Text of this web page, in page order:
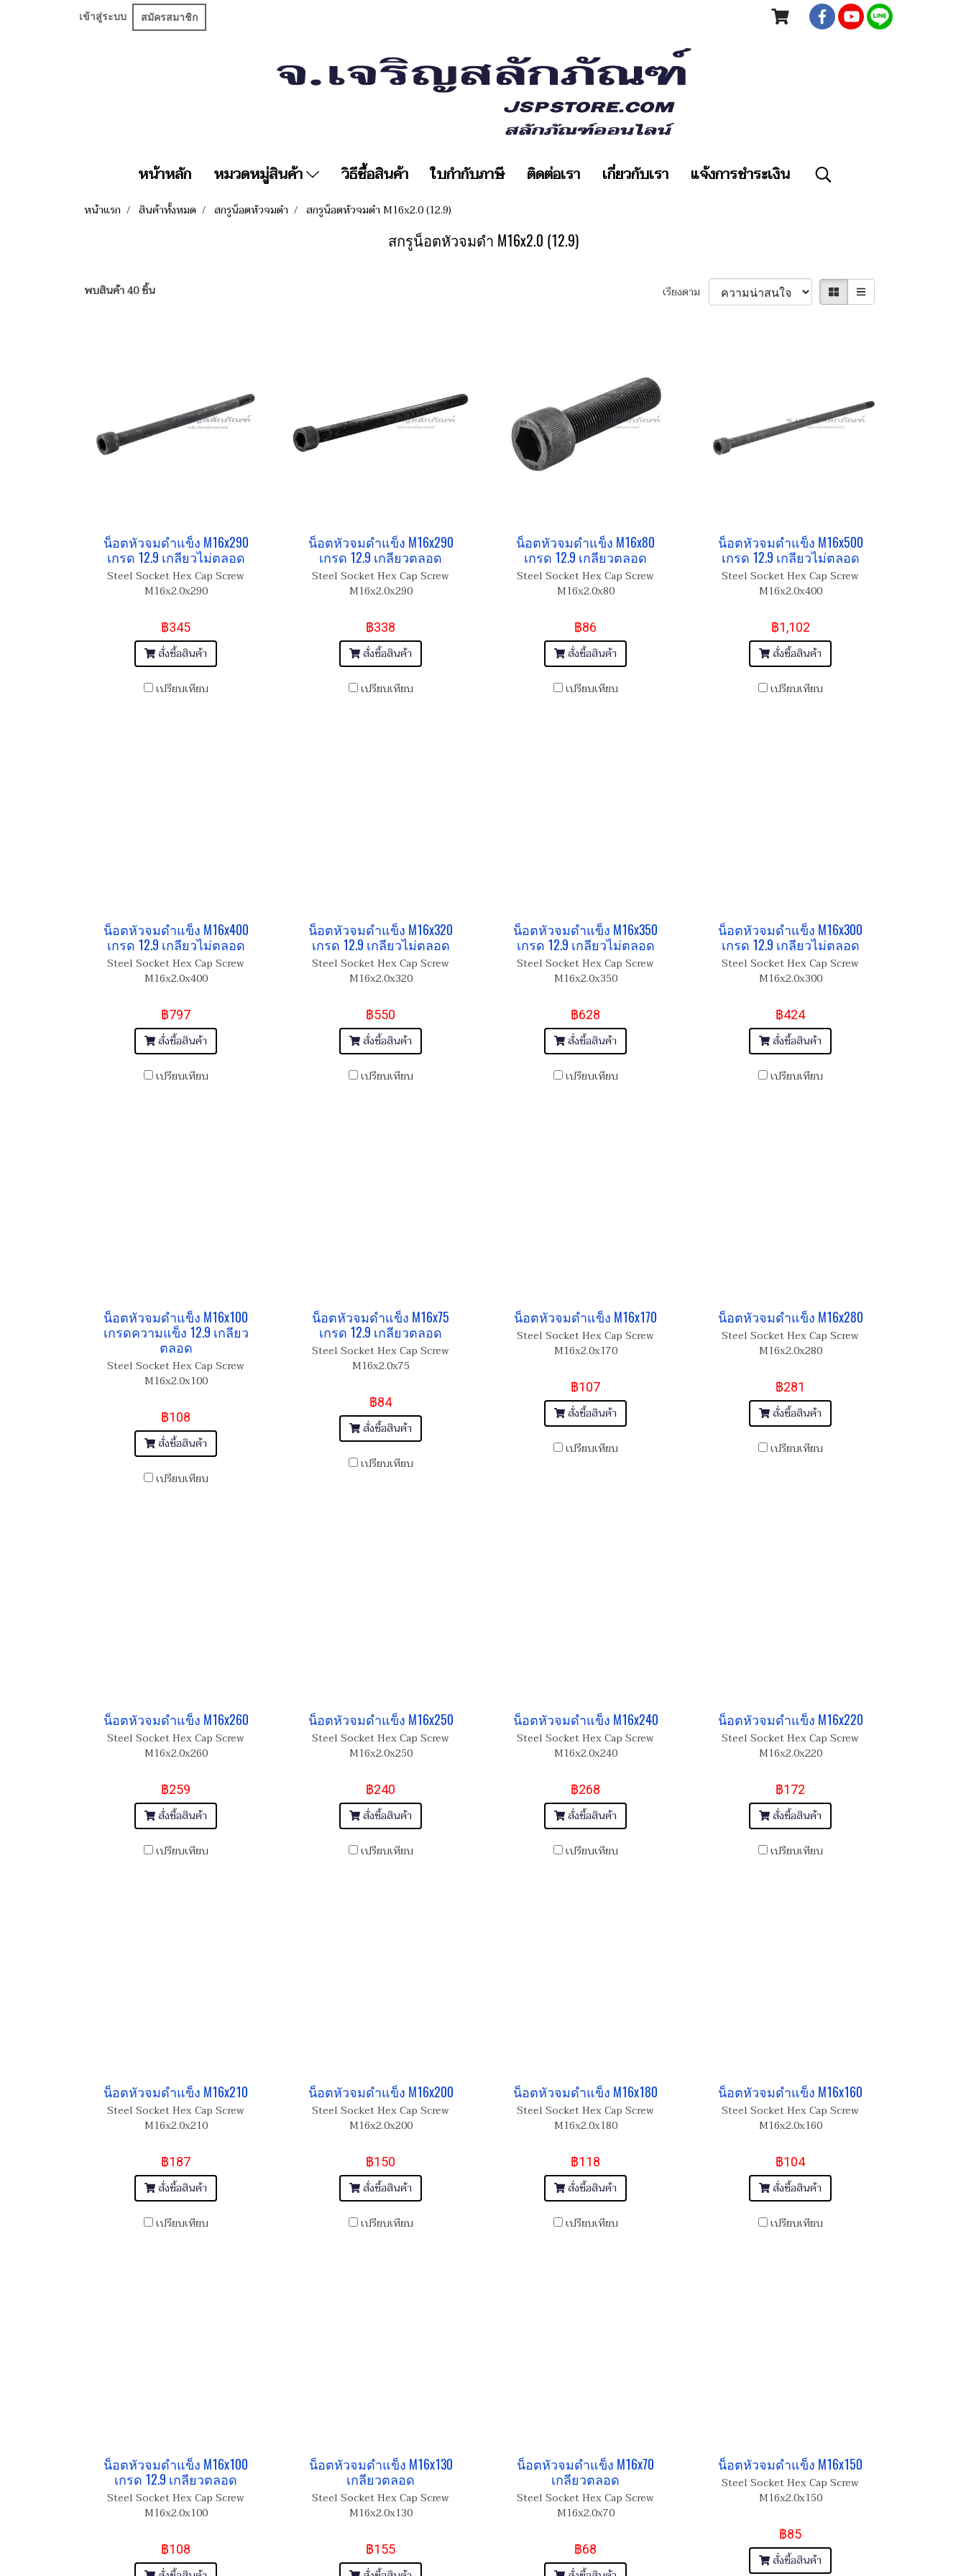
เข้าสู่ระบบ สมัครสมาชิก
หน้าหลัก หมวดหมู่สินค้า วิธีซื้อสินค้า ใบกำกับภาษี ติดต่อเรา เกี่ยวกับเรา แจ้งการชำระเงิน
หน้าแรก สินค้าทั้งหมด สกรูน็อตหัวจมดำ สกรูน็อตหัวจมดำ M16x2.0 (12.9)
สกรูน็อตหัวจมดำ M16x2.0 (12.9)
พบสินค้า 40 ชิ้น เรียงตาม
น็อตหัวจมดำแข็ง M16x290
เกรด 12.9 เกลียวไม่ตลอด
Steel Socket Hex Cap Screw
M16x2.0x290
฿345
สั่งซื้อสินค้า
เปรียบเทียบ
น็อตหัวจมดำแข็ง M16x290
เกรด 12.9 เกลียวตลอด
Steel Socket Hex Cap Screw
M16x2.0x290
฿338
สั่งซื้อสินค้า
เปรียบเทียบ
น็อตหัวจมดำแข็ง M16x80
เกรด 12.9 เกลียวตลอด
Steel Socket Hex Cap Screw
M16x2.0x80
฿86
สั่งซื้อสินค้า
เปรียบเทียบ
น็อตหัวจมดำแข็ง M16x500
เกรด 12.9 เกลียวไม่ตลอด
Steel Socket Hex Cap Screw
M16x2.0x400
฿1,102
สั่งซื้อสินค้า
เปรียบเทียบ
น็อตหัวจมดำแข็ง M16x400
เกรด 12.9 เกลียวไม่ตลอด
Steel Socket Hex Cap Screw
M16x2.0x400
฿797
สั่งซื้อสินค้า
เปรียบเทียบ
น็อตหัวจมดำแข็ง M16x320
เกรด 12.9 เกลียวไม่ตลอด
Steel Socket Hex Cap Screw
M16x2.0x320
฿550
สั่งซื้อสินค้า
เปรียบเทียบ
น็อตหัวจมดำแข็ง M16x350
เกรด 12.9 เกลียวไม่ตลอด
Steel Socket Hex Cap Screw
M16x2.0x350
฿628
สั่งซื้อสินค้า
เปรียบเทียบ
น็อตหัวจมดำแข็ง M16x300
เกรด 12.9 เกลียวไม่ตลอด
Steel Socket Hex Cap Screw
M16x2.0x300
฿424
สั่งซื้อสินค้า
เปรียบเทียบ
น็อตหัวจมดำแข็ง M16x100
เกรดความแข็ง 12.9 เกลียว
ตลอด
Steel Socket Hex Cap Screw
M16x2.0x100
฿108
สั่งซื้อสินค้า
เปรียบเทียบ
น็อตหัวจมดำแข็ง M16x75
เกรด 12.9 เกลียวตลอด
Steel Socket Hex Cap Screw
M16x2.0x75
฿84
สั่งซื้อสินค้า
เปรียบเทียบ
น็อตหัวจมดำแข็ง M16x170
Steel Socket Hex Cap Screw
M16x2.0x170
฿107
สั่งซื้อสินค้า
เปรียบเทียบ
น็อตหัวจมดำแข็ง M16x280
Steel Socket Hex Cap Screw
M16x2.0x280
฿281
สั่งซื้อสินค้า
เปรียบเทียบ
น็อตหัวจมดำแข็ง M16x260
Steel Socket Hex Cap Screw
M16x2.0x260
฿259
สั่งซื้อสินค้า
เปรียบเทียบ
น็อตหัวจมดำแข็ง M16x250
Steel Socket Hex Cap Screw
M16x2.0x250
฿240
สั่งซื้อสินค้า
เปรียบเทียบ
น็อตหัวจมดำแข็ง M16x240
Steel Socket Hex Cap Screw
M16x2.0x240
฿268
สั่งซื้อสินค้า
เปรียบเทียบ
น็อตหัวจมดำแข็ง M16x220
Steel Socket Hex Cap Screw
M16x2.0x220
฿172
สั่งซื้อสินค้า
เปรียบเทียบ
น็อตหัวจมดำแข็ง M16x210
Steel Socket Hex Cap Screw
M16x2.0x210
฿187
สั่งซื้อสินค้า
เปรียบเทียบ
น็อตหัวจมดำแข็ง M16x200
Steel Socket Hex Cap Screw
M16x2.0x200
฿150
สั่งซื้อสินค้า
เปรียบเทียบ
น็อตหัวจมดำแข็ง M16x180
Steel Socket Hex Cap Screw
M16x2.0x180
฿118
สั่งซื้อสินค้า
เปรียบเทียบ
น็อตหัวจมดำแข็ง M16x160
Steel Socket Hex Cap Screw
M16x2.0x160
฿104
สั่งซื้อสินค้า
เปรียบเทียบ
น็อตหัวจมดำแข็ง M16x100
เกรด 12.9 เกลียวตลอด
Steel Socket Hex Cap Screw
M16x2.0x100
฿108
น็อตหัวจมดำแข็ง M16x130
เกลียวตลอด
Steel Socket Hex Cap Screw
M16x2.0x130
฿155
น็อตหัวจมดำแข็ง M16x70
เกลียวตลอด
Steel Socket Hex Cap Screw
M16x2.0x70
฿68
น็อตหัวจมดำแข็ง M16x150
Steel Socket Hex Cap Screw
M16x2.0x150
฿85
สั่งซื้อสินค้า